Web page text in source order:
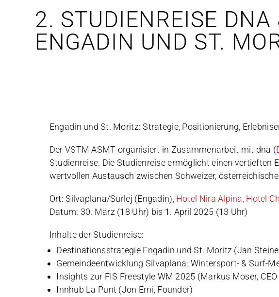
2. STUDIENREISE DNA
ENGADIN UND ST.
Engadin und St. Moritz: Strategie, Positionierung,
Der VSTM ASMT organisiert in Zusammenarbeit mit dna (
Studienreise. Die Studienreise ermöglicht einen vertieften
wertvollen Austausch zwischen Schweizer,
Ort: Silvaplana/Surlej (Engadin), Hotel Nira Alpina, Hotel
Datum: 30. März (18 Uhr) bis 1. April 2025 (13 Uhr)
Inhalte der Studienreise:
Destinationsstrategie Engadin und St. Moritz (Jan
Gemeindeentwicklung Silvaplana: Wintersport- & Surf-
Insights zur FIS Freestyle WM 2025 (Markus Moser,
Innhub La Punt (Jon Erni, Founder)